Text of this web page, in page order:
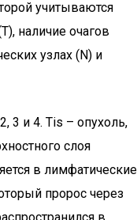
учитываются
наличие очагов
узлах (N) и
3 и 4. Tis – опухоль,
слоя
в лимфатические
пророс через